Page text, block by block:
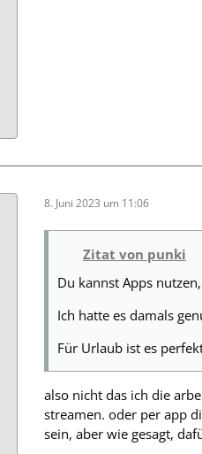
8. Juni 2023 um 11:06
Zitat von punki
Du kannst Apps
Ich hatte es damals
Für Urlaub ist es
also nicht das ich die
streamen. oder per app
sein, aber wie gesagt,